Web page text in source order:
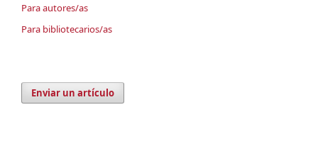
Para autores/as
Para bibliotecarios/as
Enviar un artículo